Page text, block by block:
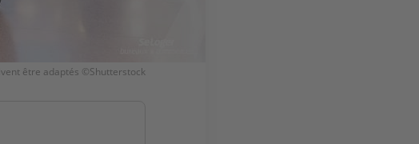
être adaptés ©Shutterstock